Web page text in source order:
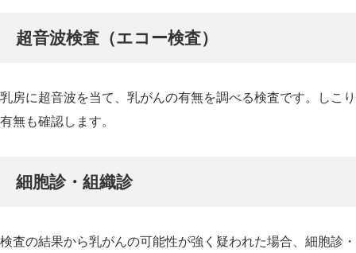
超音波検査（エコー検査）
乳房に超音波を当て、乳がんの有無を調べる検査です。しこ
有無も確認します。
細胞診・組織診
検査の結果から乳がんの可能性が強く疑われた場合、細胞診